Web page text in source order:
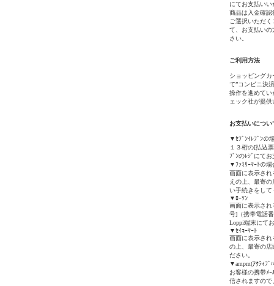
にてお支払い
商品は入金確認
ご選択いただ
て、お支払いの
さい。
ご利用方法
ショッピング
て”コンビニ決
操作を進めてい
ェック社が提
お支払いについ
▼ｾﾌﾞﾝｲﾚﾌﾞﾝの
１３桁の[払込
ﾌﾞﾝのﾚｼﾞにて
▼ﾌｧﾐﾘｰﾏｰﾄの場
画面に表示さ
えの上、最寄
い手続きをして
▼ﾛｰｿﾝ
画面に表示さ
号]（携帯電話
Loppi端末にて
▼ｾｲｺｰﾏｰﾄ
画面に表示され
の上、最寄の店
ださい。
▼ampm(ｱｸﾃｨﾌﾞ
お客様の携帯ﾒｰ
信されますので